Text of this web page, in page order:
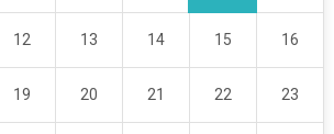
12 13 14 15 16
19 20 21 22 23